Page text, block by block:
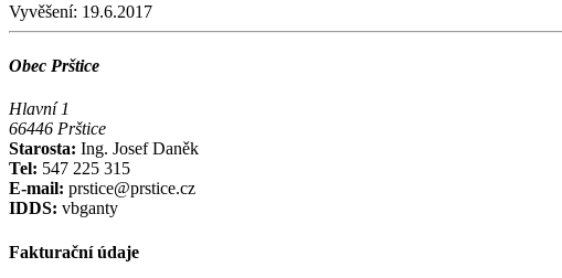
Vyvěšení: 19.6.2017
Obec Prštice
Hlavní 1
66446 Prštice
Starosta: Ing. Josef Daněk
Tel: 547 225 315
E-mail: prstice@prstice.cz
IDDS: vbganty
Fakturační údaje